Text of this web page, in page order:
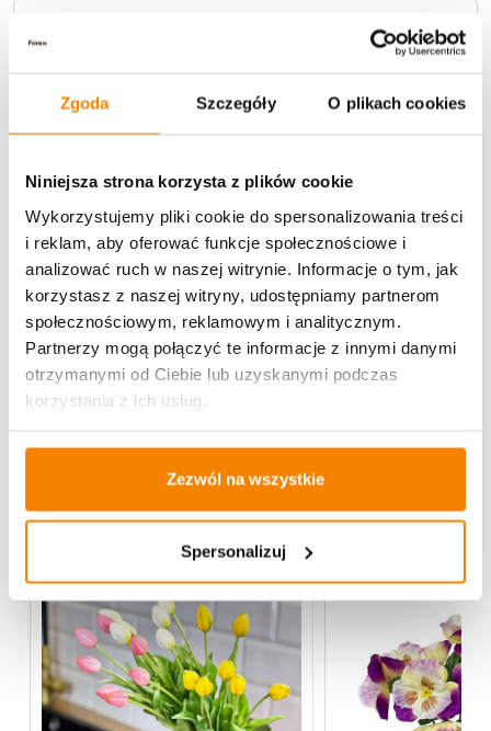
Zgoda Szczegóły O plikach cookies
Niniejsza strona korzysta z plików cookie
Wykorzystujemy pliki cookie do spersonalizowania treści
i reklam, aby oferować funkcje społecznościowe i
analizować ruch w naszej witrynie. Informacje o tym, jak
korzystasz z naszej witryny, udostępniamy partnerom
społecznościowym, reklamowym i analitycznym.
Partnerzy mogą połączyć te informacje z innymi danymi
otrzymanymi od Ciebie lub uzyskanymi podczas
korzystania z ich usług.
Zezwól na wszystkie
Spersonalizuj
Potrzebujesz większą ilość? Zapraszamy do naszej
hurtowniiPrzejdź do hurtowni B2B
Specyfikacja
Opinie klientów
Więcej z kategorii Kwiaty sztuczne